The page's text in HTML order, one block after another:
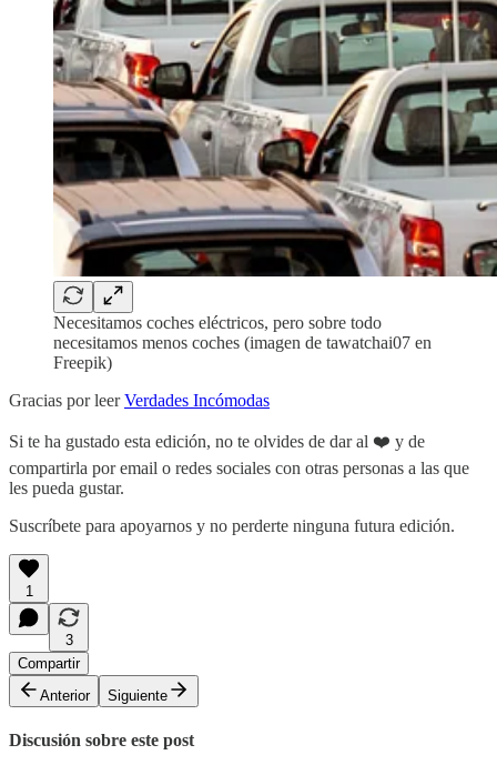
Necesitamos coches eléctricos, pero sobre todo
necesitamos menos coches (imagen de tawatchai07 en
Freepik)
Gracias por leerVerdades Incómodas
Si te ha gustado esta edición, no te olvides de dar al ❤️ y de
compartirla por email o redes sociales con otras personas a las que
les pueda gustar.
Suscríbete para apoyarnos y no perderte ninguna futura edición.
1
3
Compartir
Anterior
Siguiente
Discusión sobre este post